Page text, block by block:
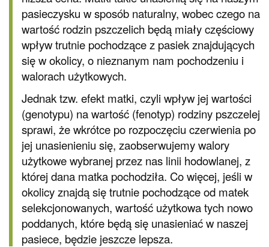
pasieczysku w sposób naturalny, wobec czego na
wartość rodzin pszczelich będą miały częściowy
wpływ trutnie pochodzące z pasiek znajdujących
się w okolicy, o nieznanym nam pochodzeniu i
walorach użytkowych.
Jednak tzw. efekt matki, czyli wpływ jej wartości
(genotypu) na wartość (fenotyp) rodziny pszczelej
sprawi, że wkrótce po rozpoczęciu czerwienia po
jej unasienieniu się, zaobserwujemy walory
użytkowe wybranej przez nas linii hodowlanej, z
której dana matka pochodziła. Co więcej, jeśli w
okolicy znajdą się trutnie pochodzące od matek
selekcjonowanych, wartość użytkowa tych nowo
poddanych, które będą się unasieniać w naszej
pasiece, będzie jeszcze lepsza.